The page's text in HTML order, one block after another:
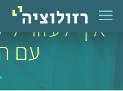
איך לעזור
עם